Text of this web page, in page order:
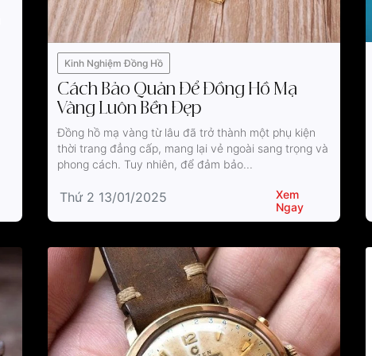
Kinh Nghiệm Đồng Hồ
Cách Bảo Quản Để Đồng Hồ Mạ
Vàng Luôn Bền Đẹp
Đồng hồ mạ vàng từ lâu đã trở thành một phụ kiện
thời trang đẳng cấp, mang lại vẻ ngoài sang trọng và
phong cách. Tuy nhiên, để đảm bảo...
Thứ 2 13/01/2025
Xem
Ngay